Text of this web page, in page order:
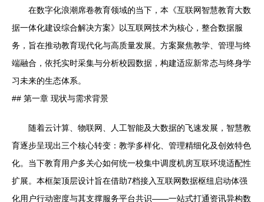
在数字化浪潮席卷教育领域的当下，本《互联网智慧教育大数
据一体化建设综合解决方案》以互联网技术为核心，整合数据服
务，旨在推动教育现代化与高质量发展。方案聚焦教学、管理与终
端融合，依托实时采集与分析校园数据，构建适应新常态与终身学
习未来的生态体系。
## 第一章 现状与需求背景
随着云计算、物联网、人工智能及大数据的飞速发展，智慧教
育逐步呈现出三个核心转变：教学多样化、管理精细化及创效特色
化。当下教育用户多关心如何统一校集中调度机房互联环境适配性
扩展。本框架顶层设计旨在借助7档接入互联网数据枢纽启动体强
化用户行动密度与其支撑服务平台共识——一站式打通资讯异构数